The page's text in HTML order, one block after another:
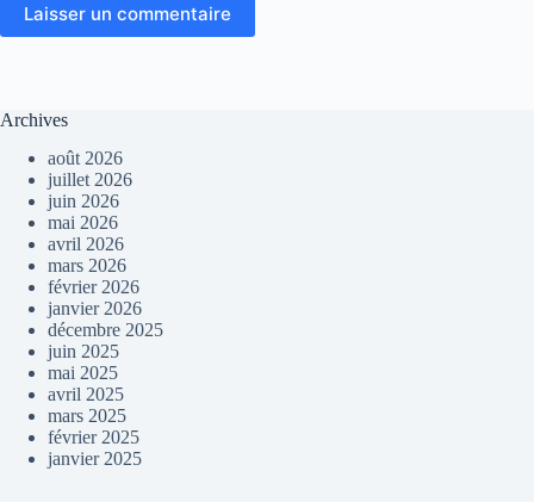
Laisser un commentaire
Archives
août 2026
juillet 2026
juin 2026
mai 2026
avril 2026
mars 2026
février 2026
janvier 2026
décembre 2025
juin 2025
mai 2025
avril 2025
mars 2025
février 2025
janvier 2025